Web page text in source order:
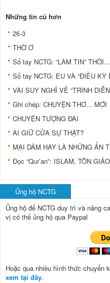
Những tin cũ hơn
26-3
THỜ Ơ
Sổ tay NCTG: “LÀM TIN”
Sổ tay NCTG: EU VÀ “ĐIỀU KỲ
VÀI SUY NGHĨ VỀ “TRÌNH
Ghi chép: CHUYỆN THƠ... MỚI
CHUYỆN TƯỢNG ĐÀI
AI GIỮ CỬA SỰ THẬT?
MẠI DÂM HAY LÀ NHỮNG ẨN
Đọc “Qur’an”: ISLAM, TÔN
Ủng hộ NCTG
Ủng hộ để NCTG duy trì và nâng
vị có thể ủng hộ qua Paypal
Hoặc qua nhiều hình thức chuyển
xem tại đây.